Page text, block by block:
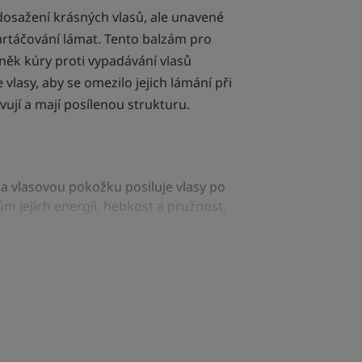
krásných vlasů, ale unavené
lámat. Tento balzám pro
kúry proti vypadávání vlasů
aby se omezilo jejich lámání při
a mají posílenou strukturu.
vlasovou pokožku posiluje vlasy po
jejich energii, hebkost a pružnost.